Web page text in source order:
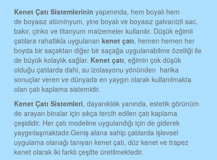
TRABZON KENET ÇATI
ŞANLIURFA KENET ÇATI
TUNCELİ KENET ÇATI
UŞAK KENET ÇATI
VAN KENET ÇATI
ZONGULDAK KENET ÇATI
AKSARAY KENET ÇATI
BAYBURT KENET ÇATI
KenetÇatıSistemlerininyapımında, hem boyalı hem
de boyasız alüminyum, yine boyalı ve boyasız galvanizli sac,
bakır, çinko ve titanyum malzemeler kullanılır. Düşük eğimli
çatılara rahatlıkla uygulanankenet çatı, hemen hemen her
boyda bir saçaktan diğer bir saçağa uygulanabilme özelliği ile
de büyük kolaylık sağlar. Kenet çatı, eğimin çok düşük
olduğu çatılarda dahi, su izolasyonu yönünden harika
sonuçlar veren ve dünyada en yaygın olarak kullanılmakta
olan çatı kaplama sistemidir.
KenetÇatıSistemleri, dayanıklılık yanında, estetik görünüm
de arayan binalar için sıkça tercih edilen çatı kaplama
çeşididir. Her çatı modeline uygulandığı için de giderek
yaygınlaşmaktadır.Geniş alana sahip çatılarda işlevsel
uygulama olanağı tanıyan kenet çatı, düz kenet ve trapez
kenet olarak iki farklı çeşitte üretilmektedir.